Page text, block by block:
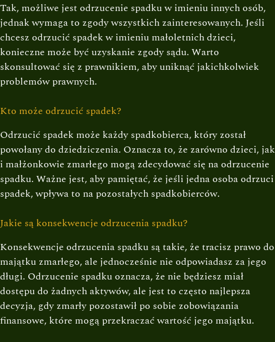
Tak, możliwe jest odrzucenie spadku w imieniu innych osób,
jednak wymaga to zgody wszystkich zainteresowanych. Jeśli
chcesz odrzucić spadek w imieniu małoletnich dzieci,
konieczne może być uzyskanie zgody sądu. Warto
skonsultować się z prawnikiem, aby uniknąć jakichkolwiek
problemów prawnych.
Kto może odrzucić spadek?
Odrzucić spadek może każdy spadkobierca, który został
powołany do dziedziczenia. Oznacza to, że zarówno dzieci, jak
i małżonkowie zmarłego mogą zdecydować się na odrzucenie
spadku. Ważne jest, aby pamiętać, że jeśli jedna osoba odrzuci
spadek, wpływa to na pozostałych spadkobierców.
Jakie są konsekwencje odrzucenia spadku?
Konsekwencje odrzucenia spadku są takie, że tracisz prawo do
majątku zmarłego, ale jednocześnie nie odpowiadasz za jego
długi. Odrzucenie spadku oznacza, że nie będziesz miał
dostępu do żadnych aktywów, ale jest to często najlepsza
decyzja, gdy zmarły pozostawił po sobie zobowiązania
finansowe, które mogą przekraczać wartość jego majątku.